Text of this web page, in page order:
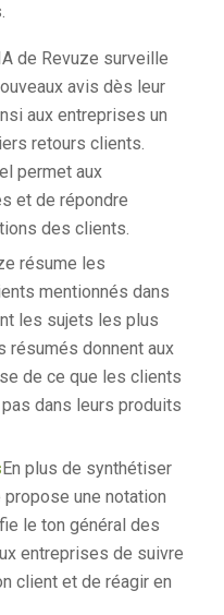
de Revuze surveille
avis dès leur
aux entreprises un
retours clients.
permet aux
et de répondre
des clients.
résume les
mentionnés dans
les sujets les plus
résumés donnent aux
de ce que les clients
dans leurs produits
En plus de synthétiser
une notation
le ton général des
entreprises de suivre
client et de réagir en